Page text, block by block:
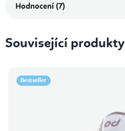
Hodnocení (7)
Související produkty
Bestseller